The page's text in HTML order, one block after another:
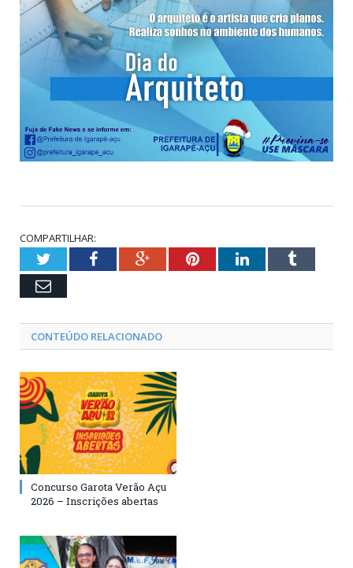
COMPARTILHAR:
TwitterFacebookGoogle+PinterestLinkedInTumblr
Email
CONTEÚDO RELACIONADO
Concurso Garota Verão Açu
2026 – Inscrições abertas